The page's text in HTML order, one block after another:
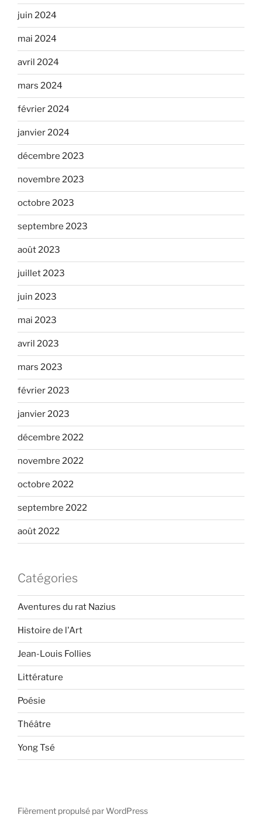
juin 2024
mai 2024
avril 2024
mars 2024
février 2024
janvier 2024
décembre 2023
novembre 2023
octobre 2023
septembre 2023
août 2023
juillet 2023
juin 2023
mai 2023
avril 2023
mars 2023
février 2023
janvier 2023
décembre 2022
novembre 2022
octobre 2022
septembre 2022
août 2022
Catégories
Aventures du rat Nazius
Histoire de l'Art
Jean-Louis Follies
Littérature
Poésie
Théâtre
Yong Tsé
Fièrement propulsé par WordPress